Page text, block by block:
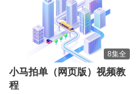
8集全
小马拍单（网页版）视频教
程